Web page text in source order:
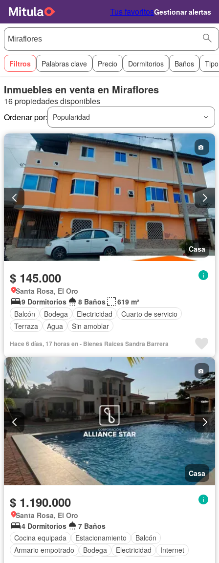
Tus favoritosGestionar alertas
Filtros Palabras clave Precio Dormitorios Baños
Inmuebles en venta en Miraflores
16 propiedades disponibles
Ordenar por:
Popularidad
Casa
$ 145.000
Santa Rosa, El Oro
9 Dormitorios
8 Baños
619 m²
Balcón
Bodega Electricidad
Cuarto de servicio
Terraza
Agua Sin amoblar
Hace 6 días, 17 horas en - Bienes Raices Sandra Barrera
Casa
$ 1.190.000
Santa Rosa, El Oro
4 Dormitorios
7 Baños
Cocina equipada
Estacionamiento
Balcón
Armario empotrado
Bodega Electricidad
Internet